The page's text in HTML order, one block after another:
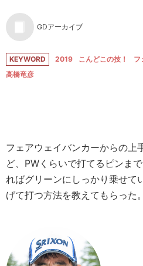
GDアーカイブ
KEYWORD 2019 こんどこの技！ フ
高橋竜彦
フェアウェイバンカーからの上
ど、PWくらいで打てるピンま
ればグリーンにしっかり乗せて
げて打つ方法を教えてもらった。